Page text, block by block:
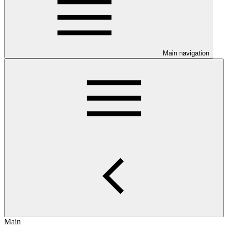
Main navigation
Main